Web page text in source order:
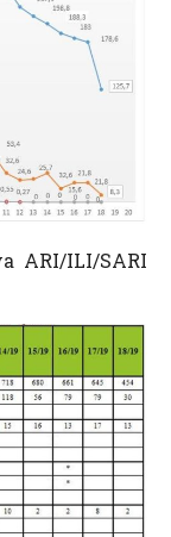
ARI/ILI/SARI